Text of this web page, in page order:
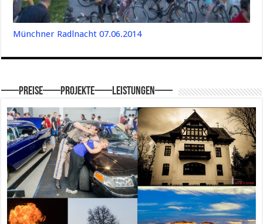
Münchner Radlnacht 07.06.2014
—–Preise—–Projekte—–Leistungen—–